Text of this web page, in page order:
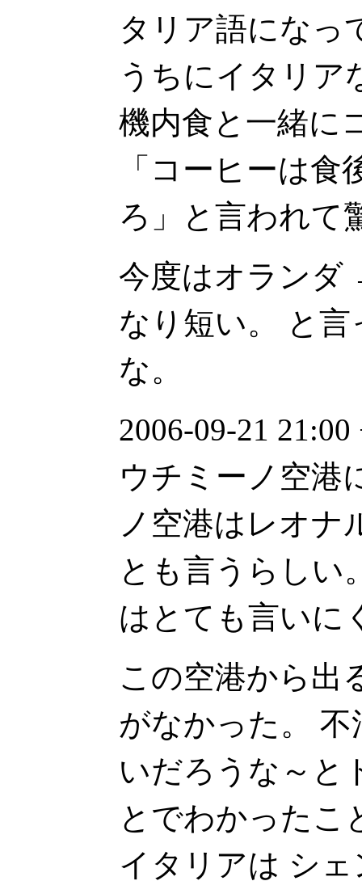
タリア語になっ
うちにイタリア
機内食と一緒に
「コーヒーは
ろ」と言われて
今度はオランダ
なり短い。 と
な。
2006-09-21
ウチミーノ空港
ノ空港はレオナ
とも言うらしい
はとても言いに
この空港から出
がなかった。
いだろうな～と
とでわかったこ
イタリアは シ